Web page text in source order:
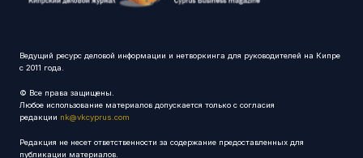
Ведущий ресурс деловой информации и нетворкинга для руководителей на Кипре
с 2011 года.
© Все права защищены.
Любое использование материалов допускается только с согласия
редакции nk@vkcyprus.com
Редакция не несет ответственности за содержание предоставленных для
публикации материалов.